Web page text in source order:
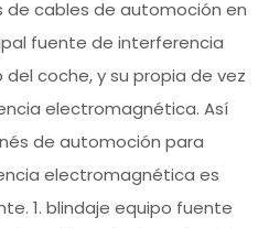
cables de automoción en
fuente de interferencia
coche, y su propia de vez
electromagnética. Así
de automoción para
electromagnética es
1. blindaje equipo fuente